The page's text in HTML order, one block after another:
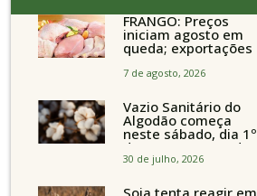
FRANGO: Preços
iniciam agosto em
queda; exportações
avançam
7 de agosto, 2026
Vazio Sanitário do
Algodão começa
neste sábado, dia 1º
de agosto, em todo
o Estado de São
30 de julho, 2026
Soja tenta reagir em